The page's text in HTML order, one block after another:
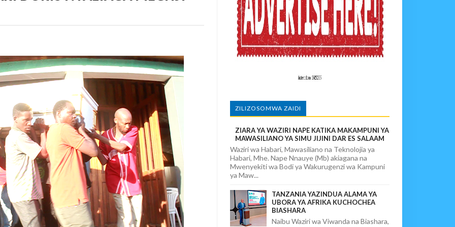
Kumi Lilikuwa Halitoi Mavuno Hata Kidogo Wakati La Jirani Likistawi, Mpaka Laana Ya Ardhi Ilipondolewa
Na Mimi Na Kuanza Kutumia Pesa Zote Nje, Mpaka Dawa Ya Mvuto Na Mahaba Iliporudisha Heshima
ELIMU YA VIPIMO SAHIHI NANENANE DODOMA
FUND
‘TUNALIPA JANA’ INAFANYIKA KWA VITENDO- WAZIRI SANGU
SH. BILIONI 10 ZA BIASHARA YA KABONI
ZILIZOSOMWA ZAIDI
ZIARA YA WAZIRI NAPE KATIKA MAKAMPUNI YA
MAWASILIANO YA SIMU JIJINI DAR ES SALAAM
Waziri wa Habari, Mawasiliano na Teknolojia ya
Habari, Mhe. Nape Nnauye (Mb) akiagana na
Mwenyekiti wa Bodi ya Wakurugenzi wa Kampuni
ya Maw...
TANZANIA YAZINDUA ALAMA YA
UBORA YA AFRIKA KUCHOCHEA
BIASHARA
Naibu Waziri wa Viwanda na Biashara,